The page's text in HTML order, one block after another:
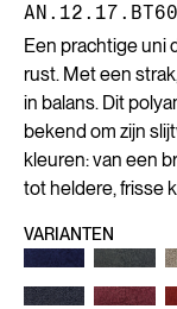
AN.12.17.BT60
Een prachtige uni
rust. Met een
in balans. Dit
bekend om zijn
kleuren: van een
tot heldere, frisse
VARIANTEN